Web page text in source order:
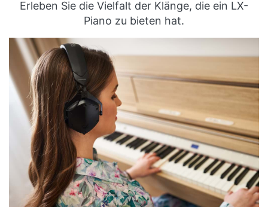
Erleben Sie die Vielfalt der Klänge, die ein LX-
Piano zu bieten hat.